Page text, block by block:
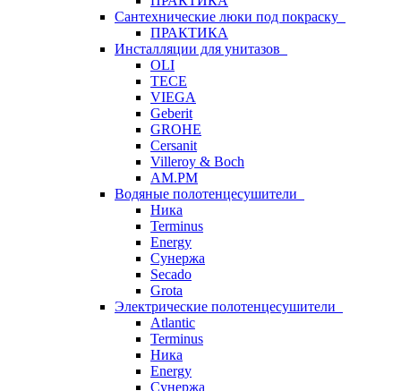
Сантехнические люки под покраску
ПРАКТИКА
Инсталляции для унитазов
OLI
TECE
VIEGA
Geberit
GROHE
Cersanit
Villeroy & Boch
AM.PM
Водяные полотенцесушители
Ника
Terminus
Energy
Сунержа
Secado
Grota
Электрические полотенцесушители
Atlantic
Terminus
Ника
Energy
Сунержа